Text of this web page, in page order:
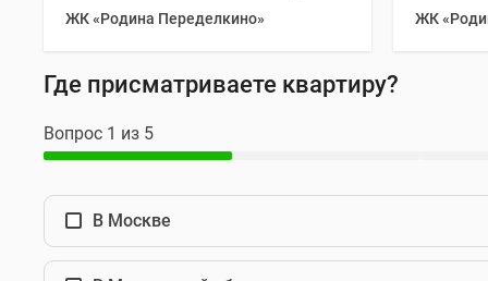
#траншевая
Квартиры
скидками
ЖК «Родина Переделкино»
ЖК
Где присматриваете квартиру?
Вопрос 1 из 5
В Москве